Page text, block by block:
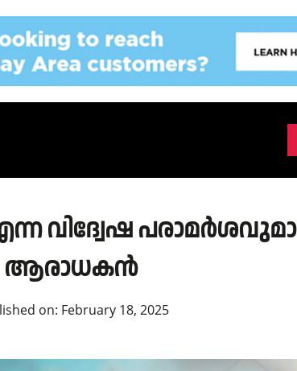
വിദ്വേഷ
ആരാധകൻ
on: February 18, 2025